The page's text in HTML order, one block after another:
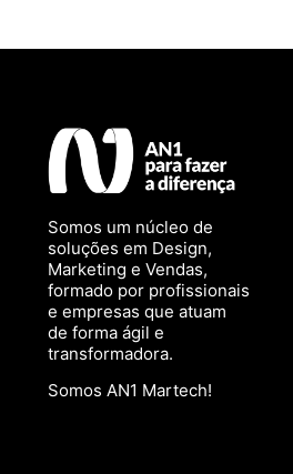
Somos um núcleo de
soluções em Design,
Marketing e Vendas,
formado por profissionais
e empresas que atuam
de forma ágil e
transformadora.
Somos AN1 Martech!